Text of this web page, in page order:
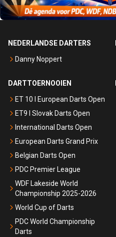
NEDERLANDSE DARTERS
Danny Noppert
DARTTOERNOOIEN
ET 10 I European Darts Open
ET9 I Slovak Darts Open
International Darts Open
European Darts Grand Prix
Belgian Darts Open
PDC Premier League
WDF Lakeside World
Championship 2025-2026
World Cup of Darts
PDC World Championship
Darts